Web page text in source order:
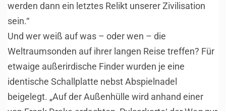
werden dann ein letztes Relikt unserer Zivilisation
sein.“
Und wer weiß auf was – oder wen – die
Weltraumsonden auf ihrer langen Reise treffen? Für
etwaige außerirdische Finder wurden je eine
identische Schallplatte nebst Abspielnadel
beigelegt. „Auf der Außenhülle wird anhand einer